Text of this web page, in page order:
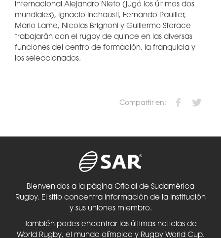
internacional Alejandro Nieto (jugó los últimos dos
mundiales), Ignacio Inchausti, Fernando Paullier,
Mario Lame, Nicolas Brignoni y Guillermo Storace
trabajarán con el rugby de quince en las diversas
funciones del centro de formación, la franquicia y
los seleccionados.
Compartir en:
Bienvenidos a la página Oficial de Sudamérica
Rugby. El sitio concentra información de la Institución
y sus uniones miembro.
También podes encontrar las últimas noticias de
World Rugby, el mundo olímpico y Rugby World Cup.